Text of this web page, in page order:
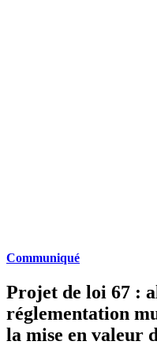
Communiqué
Projet de loi 67 :
réglementation
la mise en valeur